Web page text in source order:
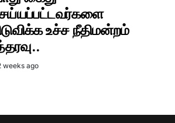
உச்ச நீதிமன்றம்
weeks ago